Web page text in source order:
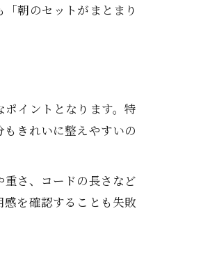
朝のセットがまとまり
イントとなります。特
きれいに整えやすいの
さ、コードの長さなど
を確認することも失敗